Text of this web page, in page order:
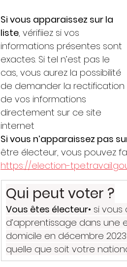
Si vous apparaissez sur la
liste, vérifiiez si vos
informations présentes sont
exactes. Si tel n’est pas le
cas, vous aurez la possibilité
de demander la rectification
de vos informations
directement sur ce site
internet
Si vous n’apparaissez pas
être électeur, vous pouvez
https://election-
Qui peut voter ?
Vous êtes électeur• si
d’apprentissage dans une
domicile en décembre
quelle que soit votre